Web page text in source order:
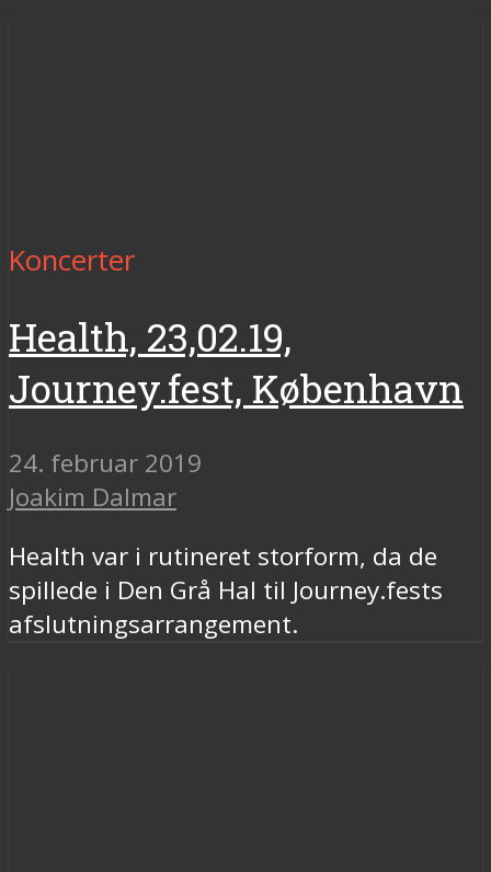
Koncerter
Health, 23,02.19,
Journey.fest, København
24. februar 2019
Joakim Dalmar
Health var i rutineret storform, da de
spillede i Den Grå Hal til Journey.fests
afslutningsarrangement.